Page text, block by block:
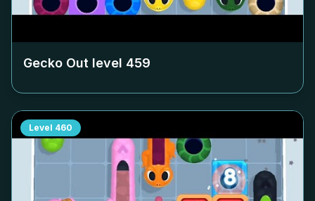
Gecko Out level 459
Level 460